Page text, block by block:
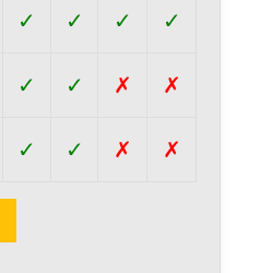
✓ ✓ ✓ ✓
✓ ✓ ✗ ✗
✓ ✓ ✗ ✗